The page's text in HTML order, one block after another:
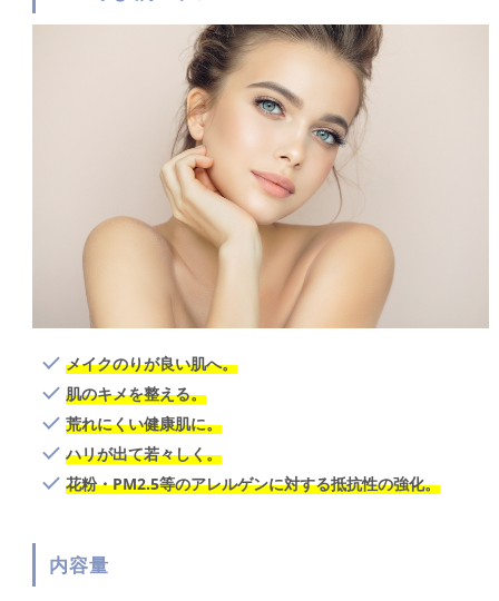
メイクのりが良い肌へ。
肌のキメを整える。
荒れにくい健康肌に。
ハリが出て若々しく。
花粉・PM2.5等のアレルゲンに対する抵抗性の強化。
内容量